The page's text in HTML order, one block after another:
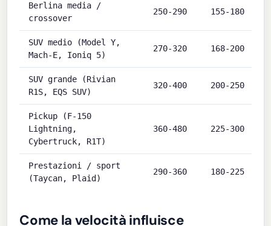
Berlina media /
crossover
250-290 155-180
SUV medio (Model Y,
Mach-E, Ioniq 5)
270-320 168-200
SUV grande (Rivian
R1S, EQS SUV)
320-400 200-250
Pickup (F-150
Lightning,
Cybertruck, R1T)
360-480 225-300
Prestazioni / sport
(Taycan, Plaid)
290-360 180-225
Come la velocità influisce